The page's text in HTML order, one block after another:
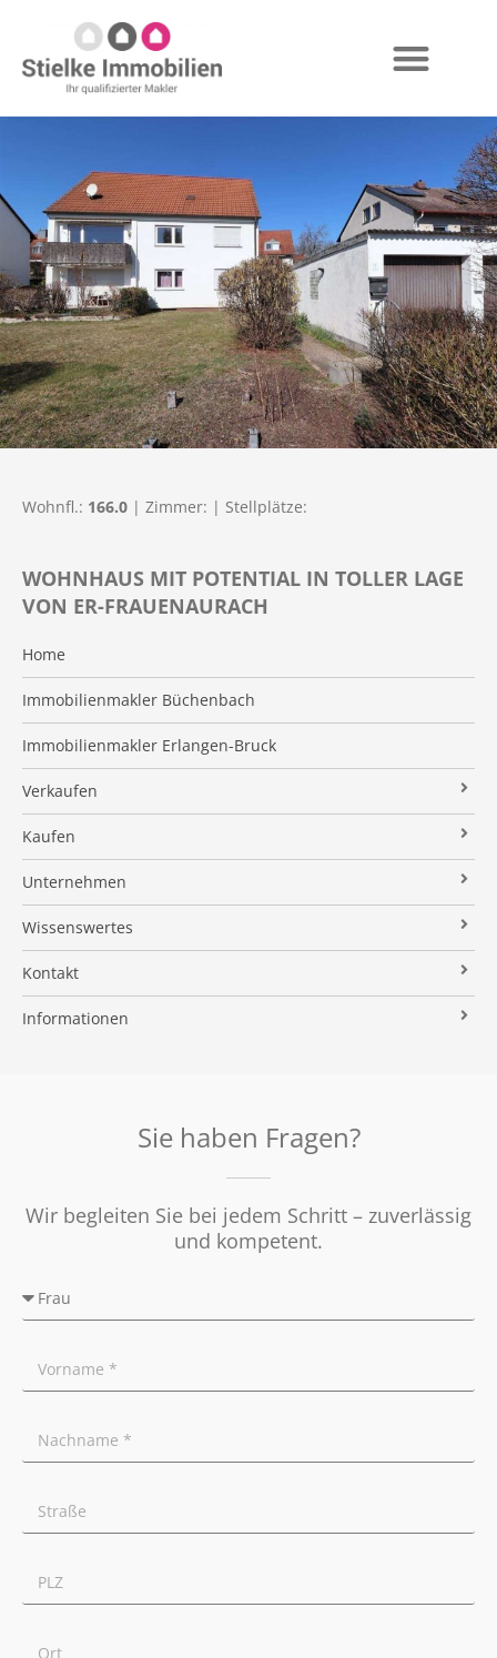
WOHNHAUS MIT POTENTIAL IN TOLLER LAGE
VON ER-FRAUENAURACH
Home
Immobilienmakler Büchenbach
Immobilienmakler Erlangen-Bruck
Verkaufen
Verkaufsanfrage
Referenzobjekte
Makleralleinauftrag
Wertermittlung
Verkaufsvorbereitung
Vermarktung
Tipps für Privatverkäufer
Kaufen
Immobilienangebote
Finanzierung
Suchauftrag
Unternehmen
Über uns
Kundenstimmen
Stielke-Facts
Kooperationspartner
Wissenswertes
Immobilien News
Immobilien ABC
Kontakt
Impressum
Informationen
Wohnfl.: 166.0 | Zimmer: | Stellplätze:
Sie haben Fragen?
Wir begleiten Sie bei jedem Schritt – zuverlässig
und kompetent.